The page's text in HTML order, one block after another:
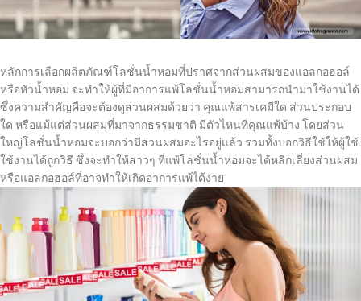
หลักการเลือกผลิตภัณฑ์โลชั่นน้ำหอมที่ปราศจากส่วนผสมของแอลกอฮอล์
หรือหัวน้ำหอม จะทำให้ผู้ที่มีอาการแพ้โลชั่นน้ำหอมสามารถนำมาใช้งานได้
ซึ่งความสำคัญคือจะต้องดูส่วนผสมด้วยว่า คุณแพ้สารเคมีใด ส่วนประกอบ
ใด หรือแม้แต่ส่วนผสมที่มาจากธรรมชาติ มีตัวไหนที่คุณแพ้บ้าง โดยส่วน
ใหญ่โลชั่นน้ำหอมจะบอกว่ามีส่วนผสมอะไรอยู่แล้ว รวมทั้งบอกวิธีใช้ให้ผู้ใช้
ใช้งานได้ถูกวิธี ซึ่งจะทำให้สาวๆ ที่แพ้โลชั่นน้ำหอมจะได้หลีกเลี่ยงส่วนผสม
หรือแอลกอฮอล์ที่อาจทำให้เกิดอาการแพ้ได้ง่าย